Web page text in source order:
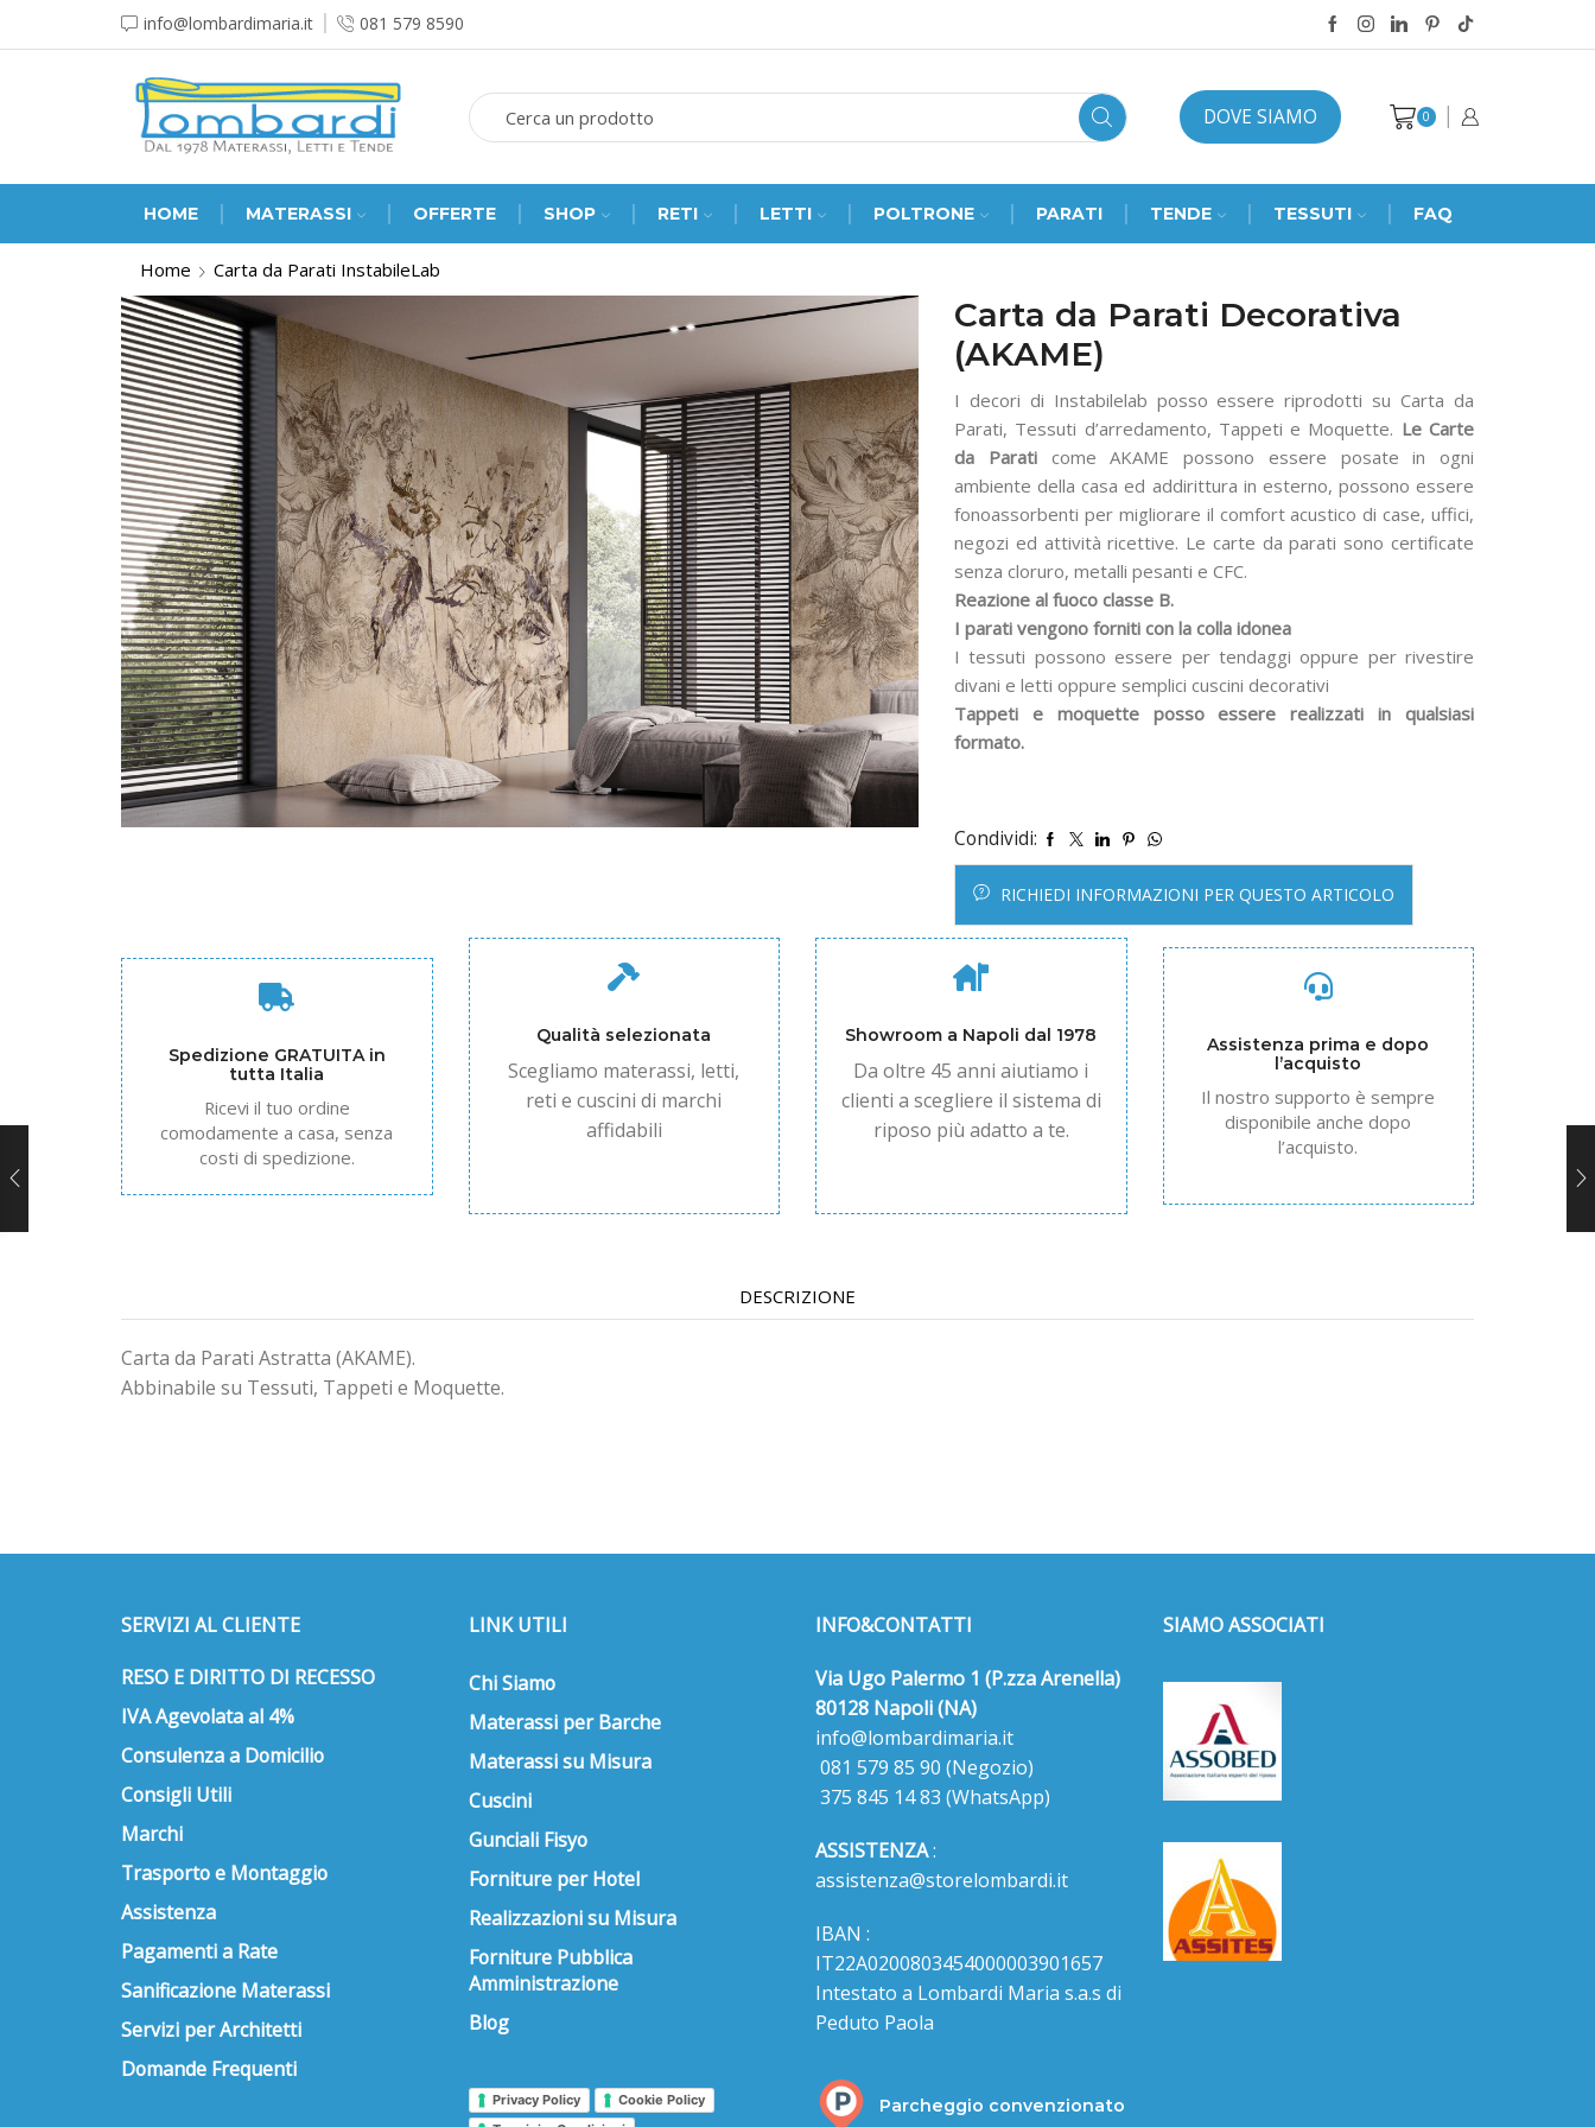
info@lombardimaria.it 081 579 8590
DOVE SIAMO 0
HOME MATERASSI OFFERTE SHOP RETI LETTI POLTRONE PARATI TENDE TESSUTI FAQ
Home Carta da Parati InstabileLab
Carta da Parati Decorativa
(AKAME)
I decori di Instabilelab posso essere riprodotti su Carta da
Parati, Tessuti d’arredamento, Tappeti e Moquette. Le Carte
da Paraticome AKAME possono essere posate in ogni
ambiente della casa ed addirittura in esterno, possono essere
fonoassorbenti per migliorare il comfort acustico di case, uffici,
negozi ed attività ricettive. Le carte da parati sono certificate
senza cloruro, metalli pesanti e CFC.
Reazione al fuoco classe B.
I parati vengono forniti con la colla idonea
I tessuti possono essere per tendaggi oppure per rivestire
divani e letti oppure semplici cuscini decorativi
Tappeti e moquette posso essere realizzati in qualsiasi
formato.
Condividi:
RICHIEDI INFORMAZIONI PER QUESTO ARTICOLO
Spedizione GRATUITA in
tutta Italia
Ricevi il tuo ordine
comodamente a casa, senza
costi di spedizione.
Qualità selezionata
Scegliamo materassi, letti,
reti e cuscini di marchi
affidabili
Showroom a Napoli dal 1978
Da oltre 45 anni aiutiamo i
clienti a scegliere il sistema di
riposo più adatto a te.
Assistenza prima e dopo
l’acquisto
Il nostro supporto è sempre
disponibile anche dopo
l’acquisto.
DESCRIZIONE
Carta da Parati Astratta (AKAME).
Abbinabile su Tessuti, Tappeti e Moquette.
SERVIZI AL CLIENTE
RESO E DIRITTO DI RECESSO
IVA Agevolata al 4%
Consulenza a Domicilio
Consigli Utili
Marchi
Trasporto e Montaggio
Assistenza
Pagamenti a Rate
Sanificazione Materassi
Servizi per Architetti
Domande Frequenti
LINK UTILI
Chi Siamo
Materassi per Barche
Materassi su Misura
Cuscini
Gunciali Fisyo
Forniture per Hotel
Realizzazioni su Misura
Forniture Pubblica
Amministrazione
Blog
Privacy Policy
Cookie Policy
INFO&CONTATTI
Via Ugo Palermo 1 (P.zza Arenella)
80128 Napoli (NA)
info@lombardimaria.it
081 579 85 90 (Negozio)
375 845 14 83 (WhatsApp)
ASSISTENZA:
assistenza@storelombardi.it
IBAN :
IT22A0200803454000003901657
Intestato a Lombardi Maria s.a.s di
Peduto Paola
Parcheggio convenzionato
SIAMO ASSOCIATI